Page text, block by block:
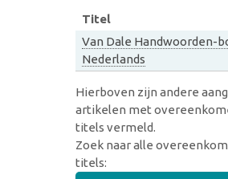
Titel
Van Dale Handwoorden-
Nederlands
Hierboven zijn andere
artikelen met
titels vermeld.
Zoek naar alle
titels: